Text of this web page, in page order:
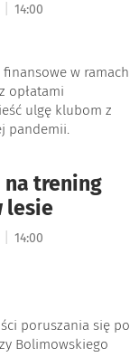
14:00
finansowe w ramach
opłatami
ulgę klubom z
pandemii.
na trening
lesie
14:00
poruszania się po
Bolimowskiego